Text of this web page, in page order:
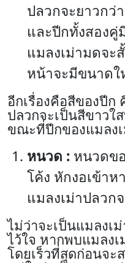
ปลวกจะยาวกว่
และปีกทั้งสอง
แมลงเม่ามดจะ
หน้าจะมีขนาด
อีกเรื่องคือสีของปีก
ปลวกจะเป็นสีขาวใ
ขณะที่ปีกของแมลง
หนวด : หนวดข
โค้ง หักงอเข้า
แมลงเม่าปลวก
ไม่ว่าจะเป็นแมลงเ
ไว้ใจ หากพบแมลง
โดยเร็วที่สุดก่อนจะ